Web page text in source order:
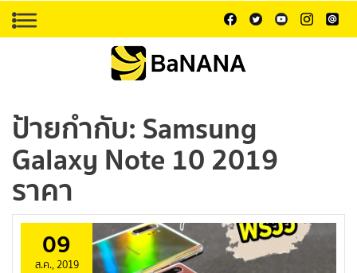
ป้ายกำกับ:Samsung
Galaxy Note 10 2019
ราคา
09
ส.ค., 2019